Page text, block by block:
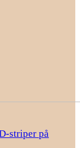
striper på